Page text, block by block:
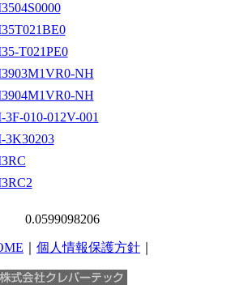
T021PE0
NH
NH
3F-010-012V-001
3K30203
0.0599098206
個人情報保護方針